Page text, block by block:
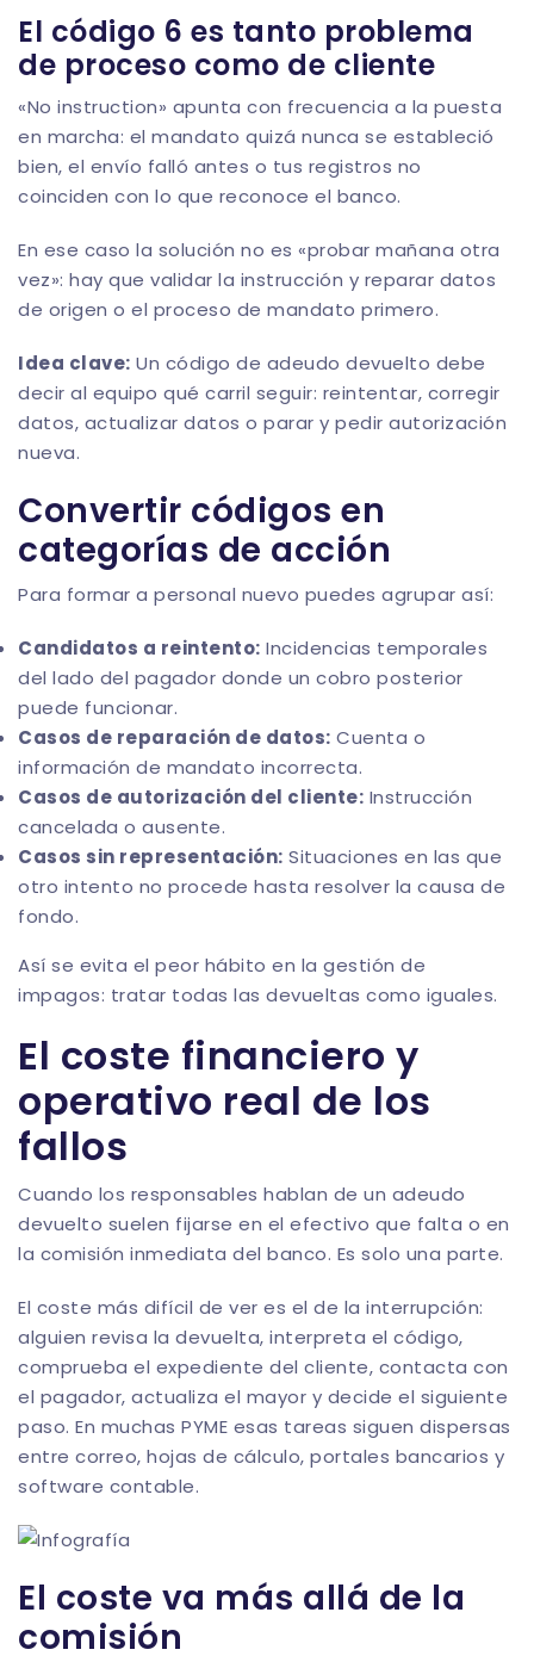
El código 6 es tanto problema
de proceso como de cliente
«No instruction» apunta con frecuencia a la puesta
en marcha: el mandato quizá nunca se estableció
bien, el envío falló antes o tus registros no
coinciden con lo que reconoce el banco.
En ese caso la solución no es «probar mañana otra
vez»: hay que validar la instrucción y reparar datos
de origen o el proceso de mandato primero.
Idea clave: Un código de adeudo devuelto debe
decir al equipo qué carril seguir: reintentar, corregir
datos, actualizar datos o parar y pedir autorización
nueva.
Convertir códigos en
categorías de acción
Para formar a personal nuevo puedes agrupar así:
Candidatos a reintento: Incidencias temporales
del lado del pagador donde un cobro posterior
puede funcionar.
Casos de reparación de datos: Cuenta o
información de mandato incorrecta.
Casos de autorización del cliente: Instrucción
cancelada o ausente.
Casos sin representación: Situaciones en las que
otro intento no procede hasta resolver la causa de
fondo.
Así se evita el peor hábito en la gestión de
impagos: tratar todas las devueltas como iguales.
El coste financiero y
operativo real de los
fallos
Cuando los responsables hablan de un adeudo
devuelto suelen fijarse en el efectivo que falta o en
la comisión inmediata del banco. Es solo una parte.
El coste más difícil de ver es el de la interrupción:
alguien revisa la devuelta, interpreta el código,
comprueba el expediente del cliente, contacta con
el pagador, actualiza el mayor y decide el siguiente
paso. En muchas PYME esas tareas siguen dispersas
entre correo, hojas de cálculo, portales bancarios y
software contable.
El coste va más allá de la
comisión